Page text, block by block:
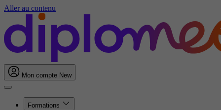
Aller au contenu
Mon compte New
Formations